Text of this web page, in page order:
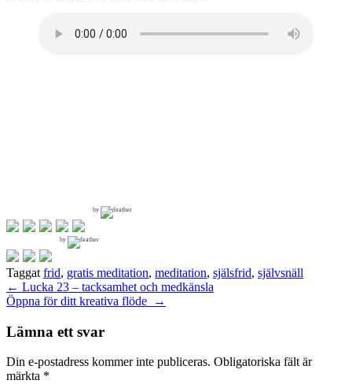
by
by
Taggat frid, gratis meditation, meditation, själsfrid, självsnäll
Inläggsnavigering
← Lucka 23 – tacksamhet och medkänsla
Öppna för ditt kreativa flöde
→
Lämna ett svar
Din e-postadress kommer inte publiceras. Obligatoriska fält är
märkta *